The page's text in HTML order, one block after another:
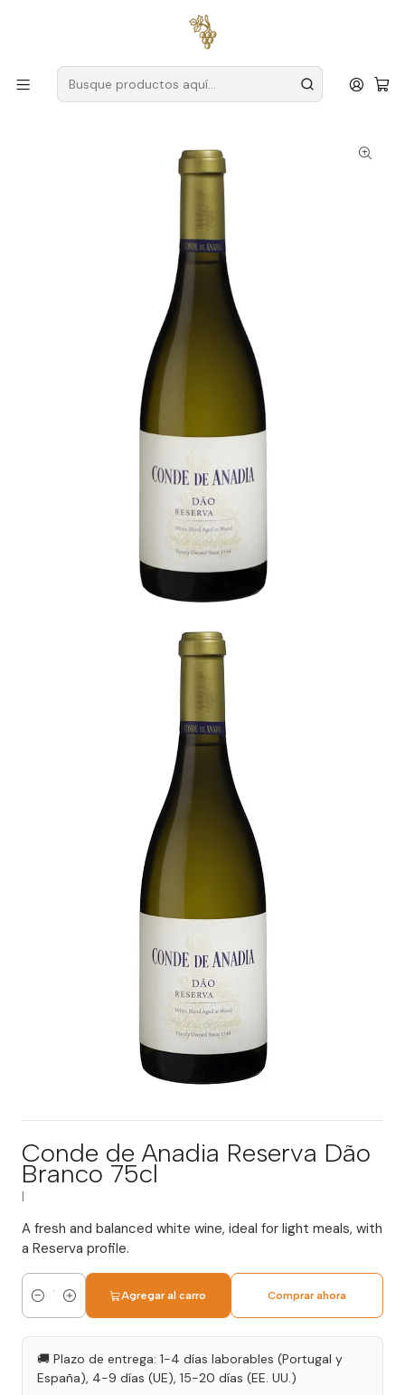
para pedidos superiores a
Productores Dar
Conde de Anadia
Conde de Anadia Reserva Dão Branco 75cl
Conde de Anadia Reserva Dão
Branco 75cl
A fresh and balanced white wine, ideal for light meals, with
a Reserva profile.
Cantidad
Agregar al carro Comprar ahora
🚚 Plazo de entrega: 1-4 días laborables (Portugal y
España), 4-9 días (UE), 15-20 días (EE. UU.)